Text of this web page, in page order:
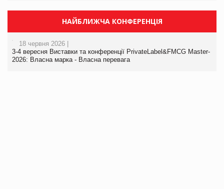
НАЙБЛИЖЧА КОНФЕРЕНЦІЯ
18 червня 2026 |
3-4 вересня Виставки та конференції PrivateLabel&FMCG Master-
2026: Власна марка - Власна перевага